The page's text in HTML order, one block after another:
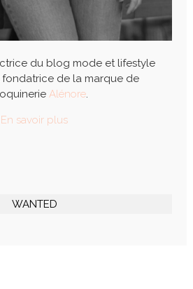
du blog mode et lifestyle
fondatrice de la marque de
Alénore.
En savoir plus
WANTED